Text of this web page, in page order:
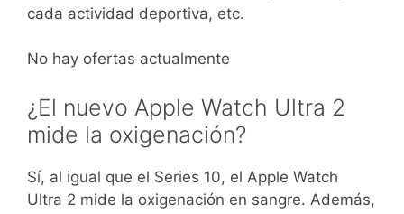
cada actividad deportiva, etc.
No hay ofertas actualmente
¿El nuevo Apple Watch Ultra 2
mide la oxigenación?
Sí, al igual que el Series 10, el Apple Watch
Ultra 2 mide la oxigenación en sangre. Además,